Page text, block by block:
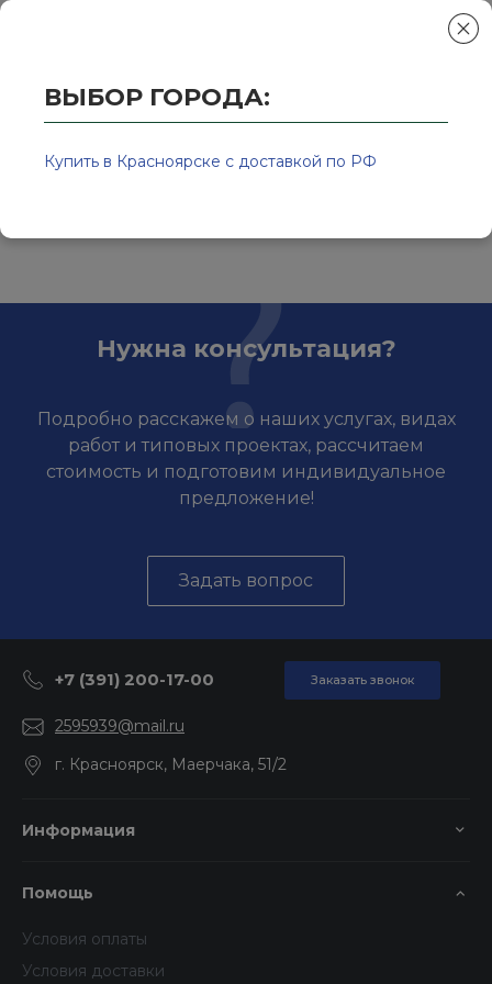
Колор-Авто - магазин лакокрасочной продукции и
Бренды
Нужна консультация?
Подробно расскажем о наших услугах, видах
работ и типовых проектах, рассчитаем
стоимость и подготовим индивидуальное
предложение!
Задать вопрос
+7 (391) 200-17-00 Заказать звонок
2595939@mail.ru
г. Красноярск, Маерчака, 51/2
Информация
Помощь
Условия оплаты
Условия доставки
ВЫБОР ГОРОДА:
Купить в Красноярске с доставкой по РФ